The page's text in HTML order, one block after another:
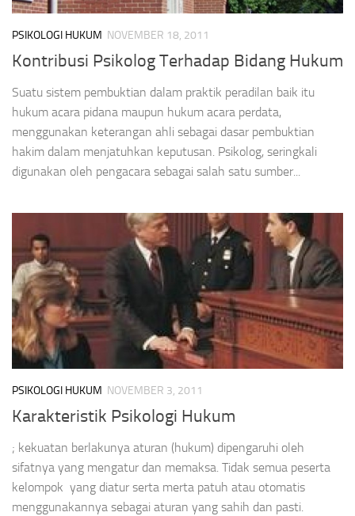
PSIKOLOGI HUKUM NOVEMBER 18, 2011
Kontribusi Psikolog Terhadap Bidang Hukum
Suatu sistem pembuktian dalam praktik peradilan baik itu
hukum acara pidana maupun hukum acara perdata,
menggunakan keterangan ahli sebagai dasar pembuktian
hakim dalam menjatuhkan keputusan. Psikolog, seringkali
digunakan oleh pengacara sebagai salah satu sumber...
PSIKOLOGI HUKUM NOVEMBER 3, 2011
Karakteristik Psikologi Hukum
; kekuatan berlakunya aturan (hukum) dipengaruhi oleh
sifatnya yang mengatur dan memaksa. Tidak semua peserta
kelompok yang diatur serta merta patuh atau otomatis
menggunakannya sebagai aturan yang sahih dan pasti.